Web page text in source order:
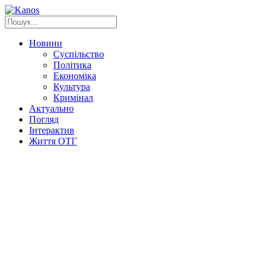
Новини
Суспільство
Політика
Економіка
Культура
Кримінал
Актуально
Погляд
Інтерактив
Життя ОТГ